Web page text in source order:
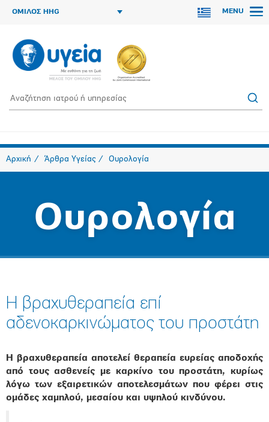
ΟΜΙΛΟΣ HHG MENU
Αρχική Άρθρα Υγείας Ουρολογία
Ουρολογία
Η βραχυθεραπεία επί
αδενοκαρκινώματος του προστάτη
Η βραχυθεραπεία αποτελεί θεραπεία ευρείας αποδοχής
από τους ασθενείς με καρκίνο του προστάτη, κυρίως
λόγω των εξαιρετικών αποτελεσμάτων που φέρει στις
ομάδες χαμηλού, μεσαίου και υψηλού κινδύνου.